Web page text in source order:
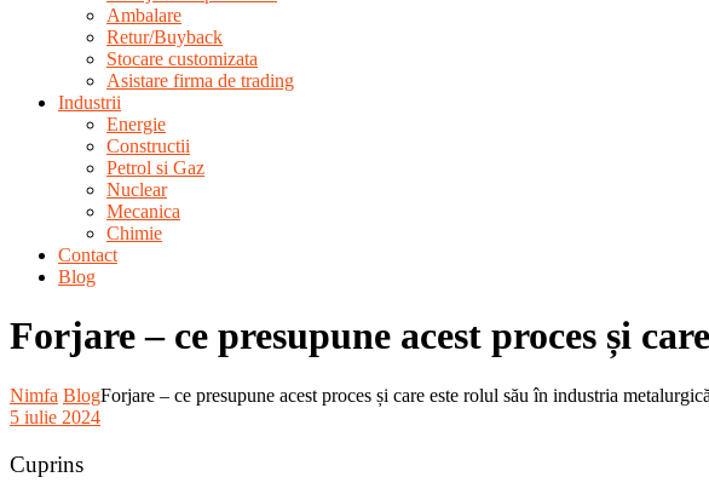
Ambalare
Retur/Buyback
Stocare customizata
Asistare firma de trading
Industrii
Energie
Constructii
Petrol si Gaz
Nuclear
Mecanica
Chimie
Contact
Blog
Forjare – ce presupune acest proces și
Nimfa BlogForjare – ce presupune acest proces și care este rolul său în industria metalurgică
5 iulie 2024
Cuprins